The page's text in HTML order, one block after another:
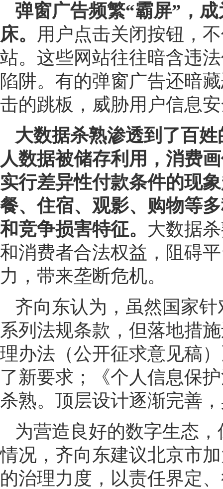
弹窗广告频繁“霸屏”，
床。 用户点击关闭按钮，
站。这些网站往往暗含违
陷阱。有的弹窗广告还暗
击的跳板，威胁用户信息
大数据杀熟渗透到了百
人数据被储存利用，消费
实行差异性付款条件的现
餐、住宿、观影、购物等
和竞争损害特征。 大数据
和消费者合法权益，阻碍
力，带来垄断危机。
齐向东认为，虽然国家
系列法规条款，但落地措
理办法（公开征求意见稿
了新要求；《个人信息保
杀熟。顶层设计逐渐完善
为营造良好的数字生态
情况，齐向东建议北京市
的治理力度，以责任界定